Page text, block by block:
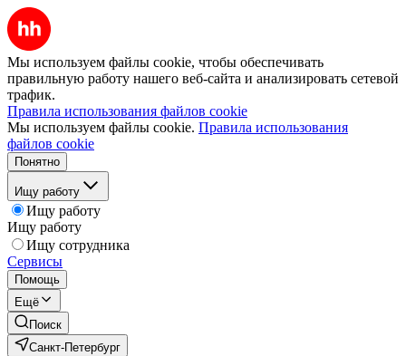
Мы используем файлы cookie, чтобы обеспечивать
правильную работу нашего веб-сайта и анализировать сетевой
трафик.
Правила использования файлов cookie
Мы используем файлы cookie. Правила использования
файлов cookie
Понятно
Ищу работу
Ищу работу
Ищу работу
Ищу сотрудника
Сервисы
Помощь
Ещё
Поиск
Санкт-Петербург